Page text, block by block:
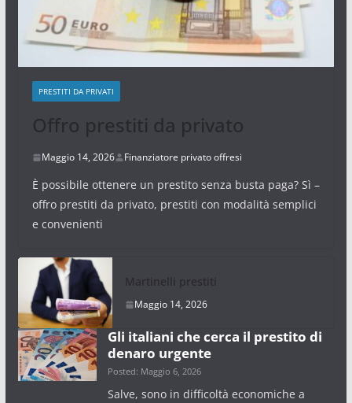
PRESTITI DA PRIVATI
Offro prestiti da privato
Maggio 14, 2026 Finanziatore privato offresi
È possibile ottenere un prestito senza busta paga? Sì –
offro prestiti da privato, prestiti con modalità semplici
e convenienti
Martinelli prestiti
Maggio 14, 2026
Gli italiani che cerca il prestito di
denaro urgente
Posted: Maggio 6, 2026
Salve, sono in difficoltà economiche a